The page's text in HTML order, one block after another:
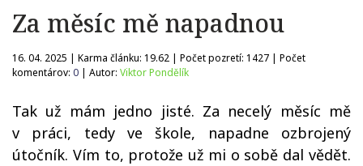
Za měsíc mě napadnou
16. 04. 2025 | Karma článku: 19.62 | Počet pozretí: 1427 | Počet
komentárov: 0 | Autor: Viktor Pondělík
Tak už mám jedno jisté. Za necelý měsíc mě
v práci, tedy ve škole, napadne ozbrojený
útočník. Vím to, protože už mi o sobě dal vědět.